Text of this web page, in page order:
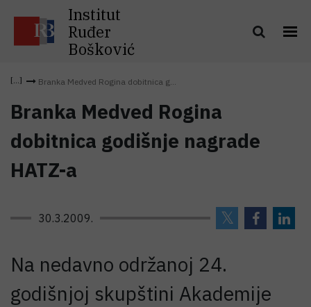
Institut
Ruđer
Bošković
Branka Medved Rogina dobitnica g...
Branka Medved Rogina
dobitnica godišnje nagrade
HATZ-a
30.3.2009.
Na nedavno održanoj 24.
godišnjoj skupštini Akademije